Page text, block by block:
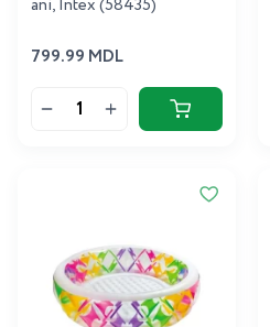
ani, Intex (58435)
799.99 MDL